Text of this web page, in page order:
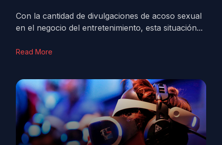
Con la cantidad de divulgaciones de acoso sexual
en el negocio del entretenimiento, esta situación...
Read More